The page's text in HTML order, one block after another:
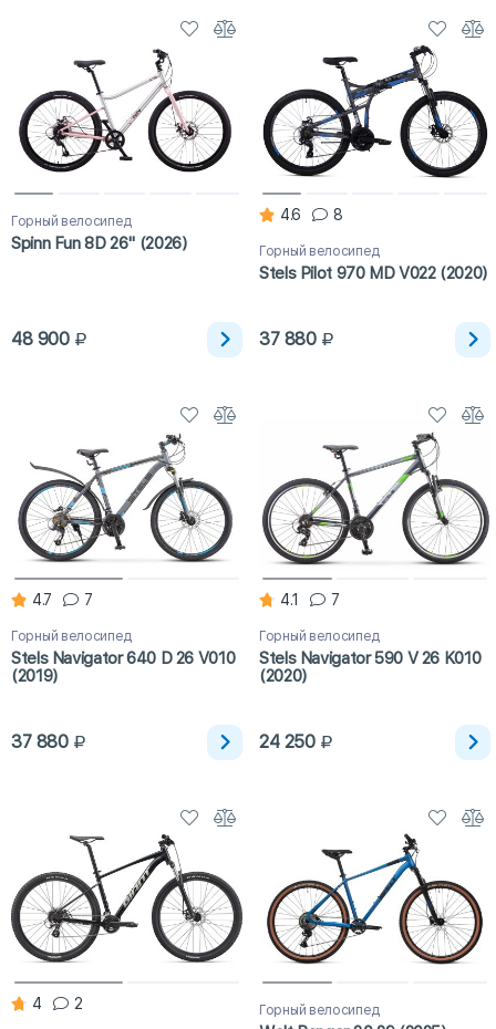
Горный велосипед
Spinn Fun 8D 26" (2026)
48 900
4.6 8
Горный велосипед
Stels Pilot 970 MD V022 (2020)
37 880
4.7 7
Горный велосипед
Stels Navigator 640 D 26 V010
(2019)
37 880
4.1 7
Горный велосипед
Stels Navigator 590 V 26 K010
(2020)
24 250
4 2 Горный велосипед